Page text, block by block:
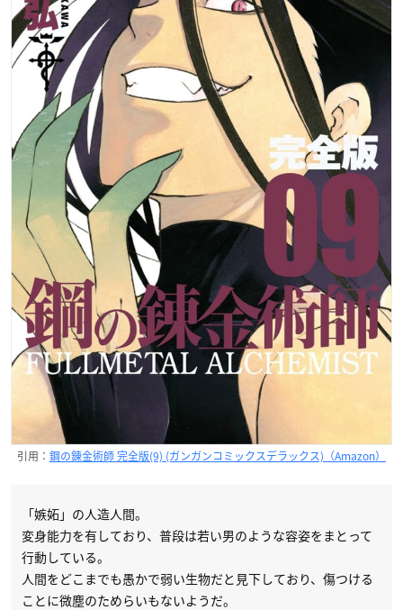
引用： 鋼の錬金術師 完全版(9) (ガンガンコミックスデラックス)（Amazon）
「嫉妬」の人造人間。
変身能力を有しており、普段は若い男のような容姿をまとって
行動している。
人間をどこまでも愚かで弱い生物だと見下しており、傷つける
ことに微塵のためらいもないようだ。